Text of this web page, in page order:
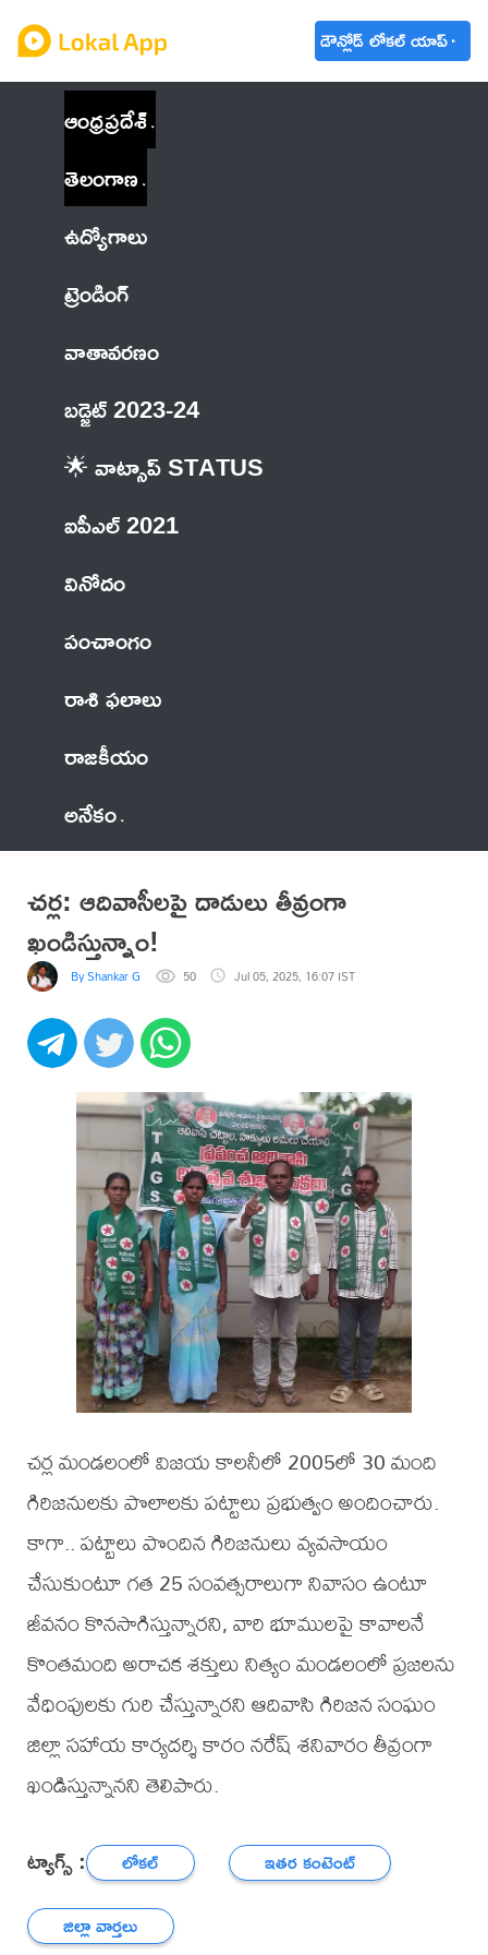
డౌన్లోడ్ లోకల్ యాప్
ఆంధ్రప్రదేశ్
తెలంగాణ
ఉద్యోగాలు
ట్రెండింగ్
వాతావరణం
బడ్జెట్ 2023-24
🌟 వాట్సాప్ STATUS
ఐపీఎల్ 2021
వినోదం
పంచాంగం
రాశి ఫలాలు
రాజకీయం
అనేకం
చర్ల: ఆదివాసీలపై దాడులు తీవ్రంగా
ఖండిస్తున్నాం!
By Shankar G 50 Jul 05, 2025, 16:07 IST
చర్ల మండలంలో విజయ కాలనీలో 2005లో 30 మంది
గిరిజనులకు పొలాలకు పట్టాలు ప్రభుత్వం అందించారు.
కాగా.. పట్టాలు పొందిన గిరిజనులు వ్యవసాయం
చేసుకుంటూ గత 25 సంవత్సరాలుగా నివాసం ఉంటూ
జీవనం కొనసాగిస్తున్నారని, వారి భూములపై కావాలనే
కొంతమంది అరాచక శక్తులు నిత్యం మండలంలో ప్రజలను
వేధింపులకు గురి చేస్తున్నారని ఆదివాసి గిరిజన సంఘం
జిల్లా సహాయ కార్యదర్శి కారం నరేష్ శనివారం తీవ్రంగా
ఖండిస్తున్నానని తెలిపారు.
ట్యాగ్స్ : లోకల్
ఇతర కంటెంట్
జిల్లా వార్తలు